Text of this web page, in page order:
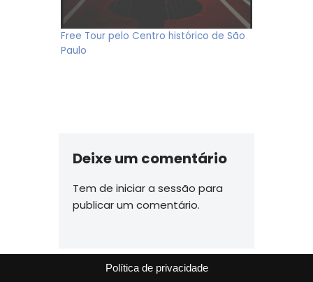
Free Tour pelo Centro histórico de São
Paulo
Deixe um comentário
Tem de iniciar a sessão para
publicar um comentário.
Política de privacidade